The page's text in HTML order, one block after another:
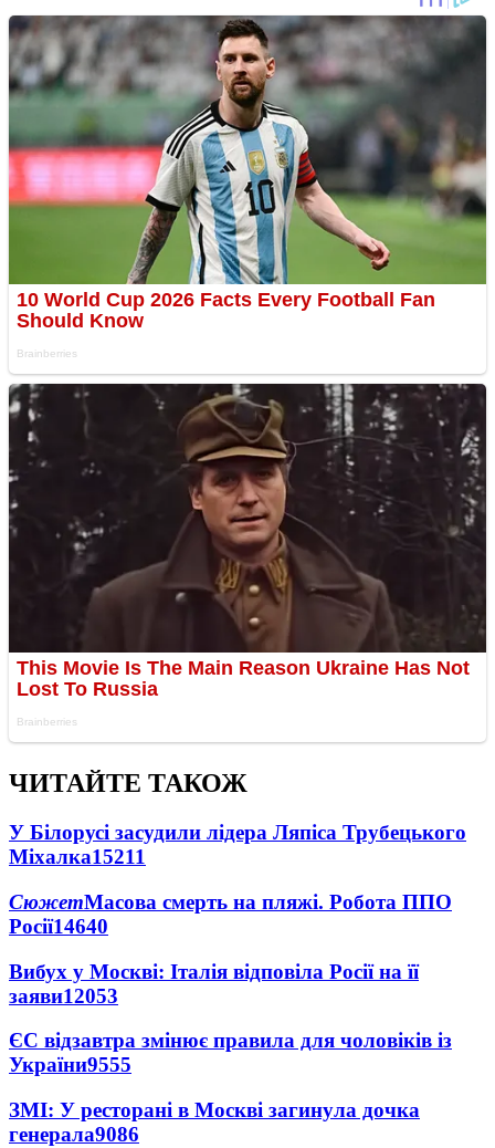
ЧИТАЙТЕ ТАКОЖ
У Білорусі засудили лідера Ляпіса Трубецького
Міхалка15211
СюжетМасова смерть на пляжі. Робота ППО
Росії14640
Вибух у Москві: Італія відповіла Росії на її
заяви12053
ЄС відзавтра змінює правила для чоловіків із
України9555
ЗМІ: У ресторані в Москві загинула дочка
генерала9086